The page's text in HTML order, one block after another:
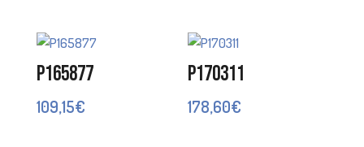
P165877
109,15€
P170311
178,60€